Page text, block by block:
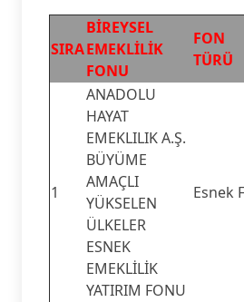
SIRA
BİREYSEL
EMEKLİLİK
FONU
FON
TÜRÜ
1
ANADOLU
HAYAT
EMEKLILIK A.Ş.
BÜYÜME
AMAÇLI
YÜKSELEN
ÜLKELER
ESNEK
EMEKLİLİK
YATIRIM FONU
Esnek